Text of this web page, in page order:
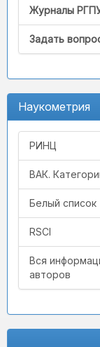
Журналы
Задать
Наукометрия
РИНЦ
ВАК.
Белый список
RSCI
Вся
авторов